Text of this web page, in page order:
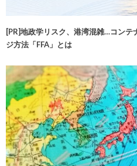
[PR]地政学リスク、港湾混雑…コンテ
ジ方法「FFA」とは